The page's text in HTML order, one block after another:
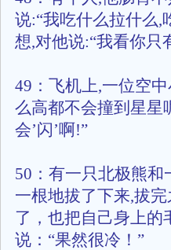
说:“我吃什么拉什么,
想,对他说:“我看你只
49：飞机上,一位空
么高都不会撞到星星
会’闪’啊!”
50：有一只北极熊
一根地拔了下来,拔
了，也把自己身上的
说：“果然很冷！”